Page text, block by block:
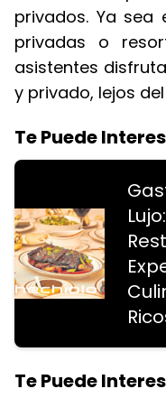
privados. Ya sea
privadas o
asistentes
y privado, lejos
Te Puede
Lujo:
Te Puede